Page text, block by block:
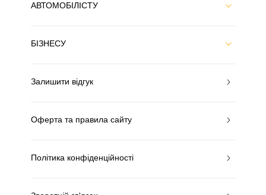
АВТОМОБІЛІСТУ
БІЗНЕСУ
Залишити відгук
Оферта та правила сайту
Політика конфіденційності